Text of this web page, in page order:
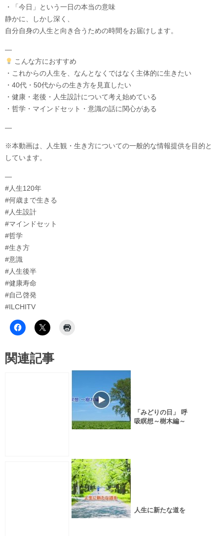
・「今日」という一日の本当の意味
静かに、しかし深く、
自分自身の人生と向き合うための時間をお届けします。
—
こんな方におすすめ
・これからの人生を、なんとなくではなく主体的に生きたい
・40代・50代からの生き方を見直したい
・健康・老後・人生設計について考え始めている
・哲学・マインドセット・意識の話に関心がある
—
※本動画は、人生観・生き方についての一般的な情報提供を目的と
しています。
—
#人生120年
#何歳まで生きる
#人生設計
#マインドセット
#哲学
#生き方
#意識
#人生後半
#健康寿命
#自己啓発
#ILCHITV
関連記事
「みどりの日」 呼
吸瞑想～樹木編～
人生に新たな道を